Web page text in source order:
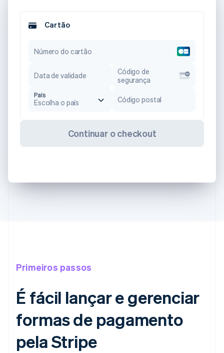
Cartão
Número do cartão
Data de validade
Código de
segurança
País
Escolha o país Código postal
Continuar o checkout
Primeiros passos
É fácil lançar e gerenciar
formas de pagamento
pela Stripe